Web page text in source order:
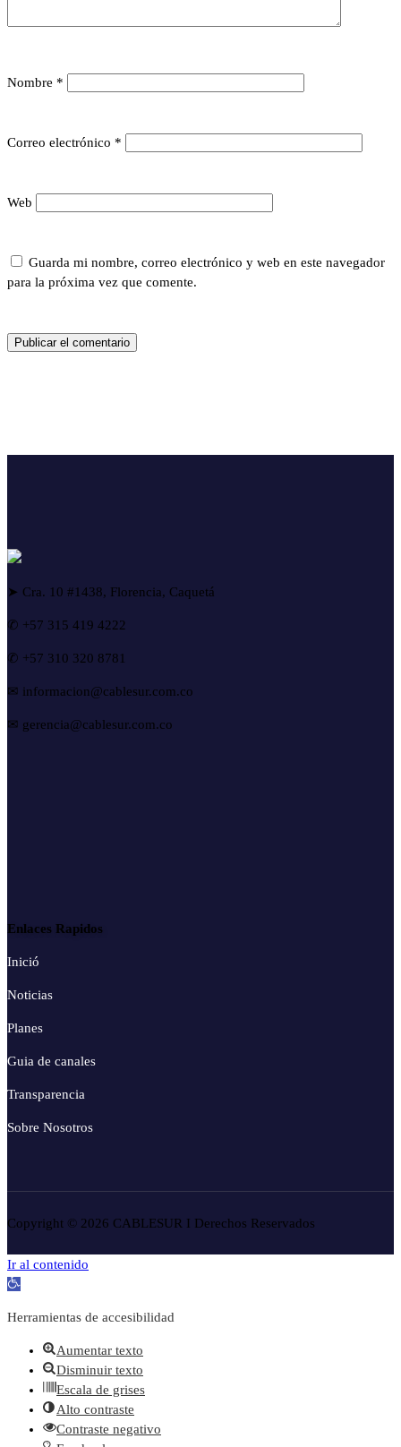
Nombre *
Correo electrónico *
Web
Guarda mi nombre, correo electrónico y web en este navegador
para la próxima vez que comente.
➤ Cra. 10 #1438, Florencia, Caquetá
✆ +57 315 419 4222
✆ +57 310 320 8781
✉ informacion@cablesur.com.co
✉ gerencia@cablesur.com.co
Enlaces Rapidos
Inició
Noticias
Planes
Guia de canales
Transparencia
Sobre Nosotros
Copyright © 2026 CABLESUR I Derechos Reservados
Ir al contenido
Abrir barra de herramientas
Herramientas de accesibilidad
Aumentar texto
Disminuir texto
Escala de grises
Alto contraste
Contraste negativo